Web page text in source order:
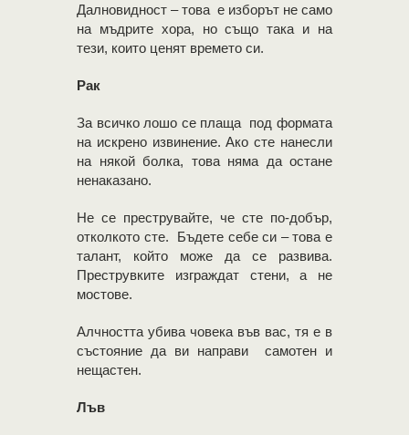
Далновидност – това е изборът не само
на мъдрите хора, но също така и на
тези, които ценят времето си.
Рак
За всичко лошо се плаща под формата
на искрено извинение. Ако сте нанесли
на някой болка, това няма да остане
ненаказано.
Не се преструвайте, че сте по-добър,
отколкото сте. Бъдете себе си – това е
талант, който може да се развива.
Преструвките изграждат стени, а не
мостове.
Алчността убива човека във вас, тя е в
състояние да ви направи самотен и
нещастен.
Лъв